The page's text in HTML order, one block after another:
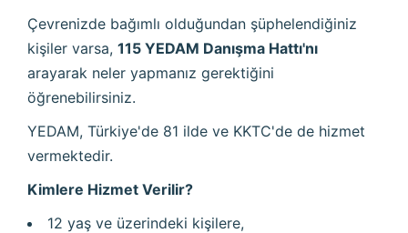
Çevrenizde bağımlı olduğundan şüphelendiğiniz
kişiler varsa, 115 YEDAM Danışma Hattı'nı
arayarak neler yapmanız gerektiğini
öğrenebilirsiniz.
YEDAM, Türkiye'de 81 ilde ve KKTC'de de hizmet
vermektedir.
Kimlere Hizmet Verilir?
12 yaş ve üzerindeki kişilere,